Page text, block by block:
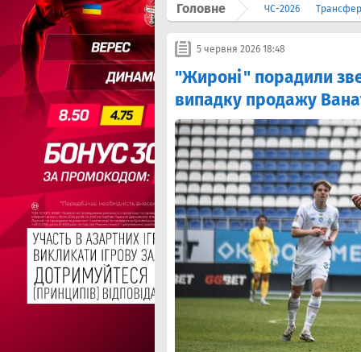
Головне ЧС-2026
5 червня 2026 18:48
"Жироні" порадили
випадку продажу